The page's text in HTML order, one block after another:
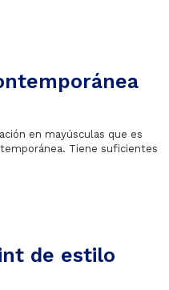
en mayúsculas que es
Tiene suficientes
de estilo